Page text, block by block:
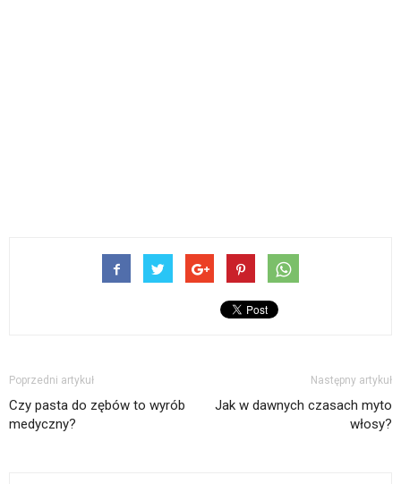
Poprzedni artykuł
Czy pasta do zębów to wyrób
medyczny?
Następny artykuł
Jak w dawnych czasach myto
włosy?